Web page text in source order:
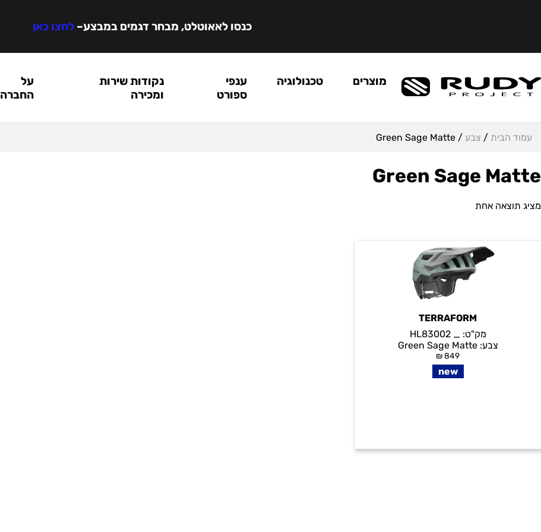
כנסו לאאוטלט, מבחר דגמים במבצע–לחצו כאן
מוצרים טכנולוגיה
ענפי
ספורט
נקודות שירות
ומכירה
על
החברה
עמוד הבית / צבע / Green Sage Matte
Green Sage Matte
מציג תוצאה אחת
TERRAFORM
מק"ט: _ HL83002
צבע:Green Sage Matte
₪849
new